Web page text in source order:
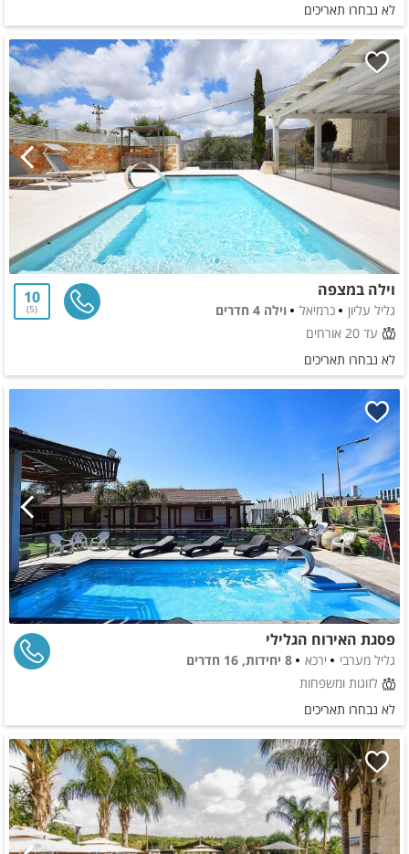
לא נבחרו תאריכים
וילה במצפה
גליל עליון כרמיאל
וילה 4 חדרים
עד 20 אורחים
10
5
לא נבחרו תאריכים
פסגת האירוח הגלילי
גליל מערבי ירכא
8 יחידות, 16 חדרים
לזוגות ומשפחות
לא נבחרו תאריכים